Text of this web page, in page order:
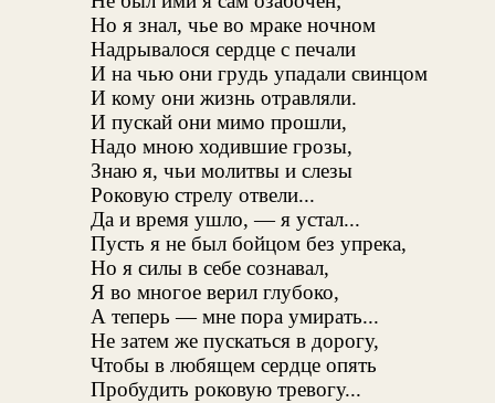
Но я знал, чье во мраке ночном
Надрывалося сердце с печали
И на чью они грудь упадали свинцом
И кому они жизнь отравляли.
И пускай они мимо прошли,
Надо мною ходившие грозы,
Знаю я, чьи молитвы и слезы
Роковую стрелу отвели...
Да и время ушло, — я устал...
Пусть я не был бойцом без упрека,
Но я силы в себе сознавал,
Я во многое верил глубоко,
А теперь — мне пора умирать...
Не затем же пускаться в дорогу,
Чтобы в любящем сердце опять
Пробудить роковую тревогу...